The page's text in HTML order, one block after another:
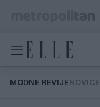
MODNE REVIJENOVICE